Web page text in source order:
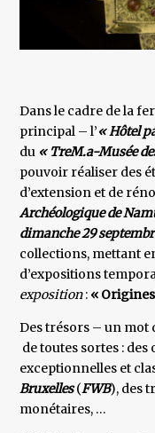
Dans le cadre de la
principal – l’« Hôtel
du « TreM.a-Musée
pouvoir réaliser des
d’extension et de
Archéologique de
dimanche 29
collections, mettant
d’expositions
exposition: «
Des trésors – un mot
de toutes sortes :
exceptionnelles et
Bruxelles(FWB), des
monétaires, …